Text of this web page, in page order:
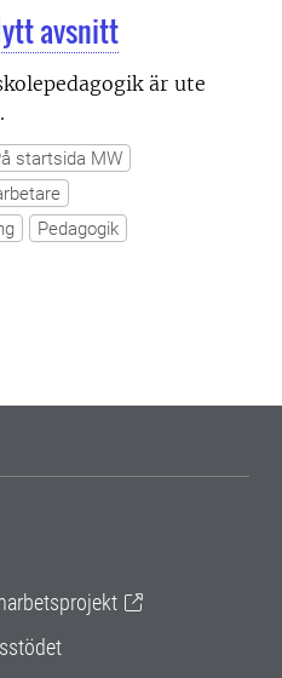
avsnitt
är ute
startsida MW
Pedagogik